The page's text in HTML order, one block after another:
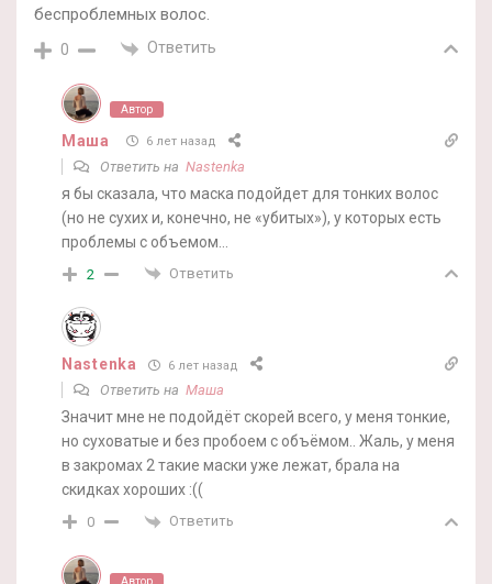
беспроблемных волос.
0 Ответить
Автор
Маша 6 лет назад
Ответить на Nastenka
я бы сказала, что маска подойдет для тонких волос
(но не сухих и, конечно, не «убитых»), у которых есть
проблемы с объемом…
2 Ответить
Nastenka 6 лет назад
Ответить на Маша
Значит мне не подойдёт скорей всего, у меня тонкие,
но суховатые и без пробоем с объёмом.. Жаль, у меня
в закромах 2 такие маски уже лежат, брала на
скидках хороших :((
0 Ответить
Автор